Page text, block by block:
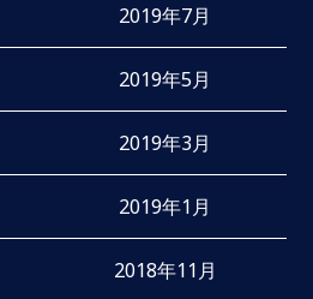
2019年7月
2019年5月
2019年3月
2019年1月
2018年11月